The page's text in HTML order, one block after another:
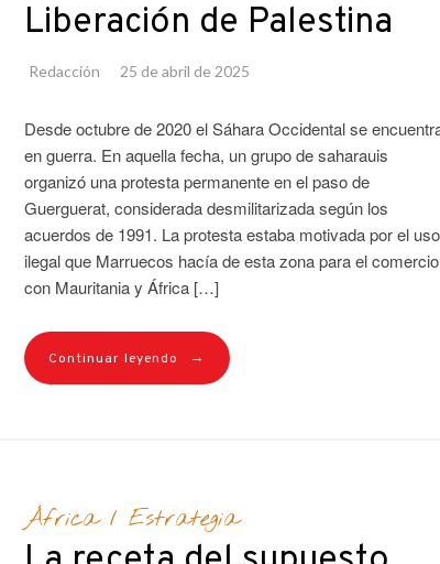
Liberación de Palestina
Redacción 25 de abril de 2025
Desde octubre de 2020 el Sáhara Occidental se
en guerra. En aquella fecha, un grupo de saharauis
organizó una protesta permanente en el paso de
Guerguerat, considerada desmilitarizada según los
acuerdos de 1991. La protesta estaba motivada por el uso
ilegal que Marruecos hacía de esta zona para el comercio
con Mauritania y África […]
Continuar leyendo →
África/ Estrategia